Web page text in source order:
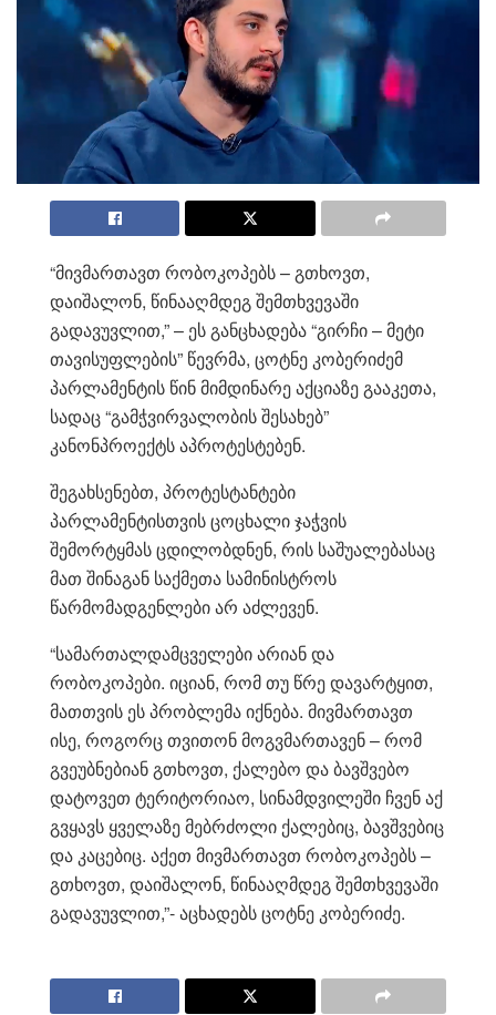
“მივმართავთ რობოკოპებს – გთხოვთ,
დაიშალონ, წინააღმდეგ შემთხვევაში
გადავუვლით,” – ეს განცხადება “გირჩი – მეტი
თავისუფლების” წევრმა, ცოტნე კობერიძემ
პარლამენტის წინ მიმდინარე აქციაზე გააკეთა,
სადაც “გამჭვირვალობის შესახებ”
კანონპროექტს აპროტესტებენ.
შეგახსენებთ, პროტესტანტები
პარლამენტისთვის ცოცხალი ჯაჭვის
შემორტყმას ცდილობდნენ, რის საშუალებასაც
მათ შინაგან საქმეთა სამინისტროს
წარმომადგენლები არ აძლევენ.
“სამართალდამცველები არიან და
რობოკოპები. იციან, რომ თუ წრე დავარტყით,
მათთვის ეს პრობლემა იქნება. მივმართავთ
ისე, როგორც თვითონ მოგვმართავენ – რომ
გვეუბნებიან გთხოვთ, ქალებო და ბავშვებო
დატოვეთ ტერიტორიაო, სინამდვილეში ჩვენ აქ
გვყავს ყველაზე მებრძოლი ქალებიც, ბავშვებიც
და კაცებიც. აქეთ მივმართავთ რობოკოპებს –
გთხოვთ, დაიშალონ, წინააღმდეგ შემთხვევაში
გადავუვლით,”- აცხადებს ცოტნე კობერიძე.